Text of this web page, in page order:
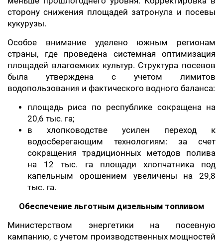
сторону снижения площадей затронула и посевы
кукурузы.
Особое внимание уделено южным регионам
страны, где проведена системная оптимизация
площадей влагоемких культур. Структура посевов
была утверждена с учетом лимитов
водопользования и фактического водного баланса:
площадь риса по республике сокращена на
20,6 тыс. га;
в хлопководстве усилен переход к
водосберегающим технологиям: за счет
сокращения традиционных методов полива
на 12 тыс. га площади хлопчатника под
капельным орошением увеличены на 29,8
тыс. га.
Обеспечение льготным дизельным топливом
Министерством энергетики на посевную
кампанию, с учетом производственных мощностей